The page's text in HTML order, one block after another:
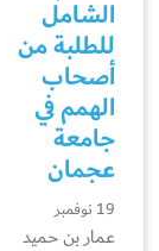
الشامل
للطلبة من
أصحاب
الهمم في
جامعة
عجمان
19 نوفمبر
عمار بن حميد